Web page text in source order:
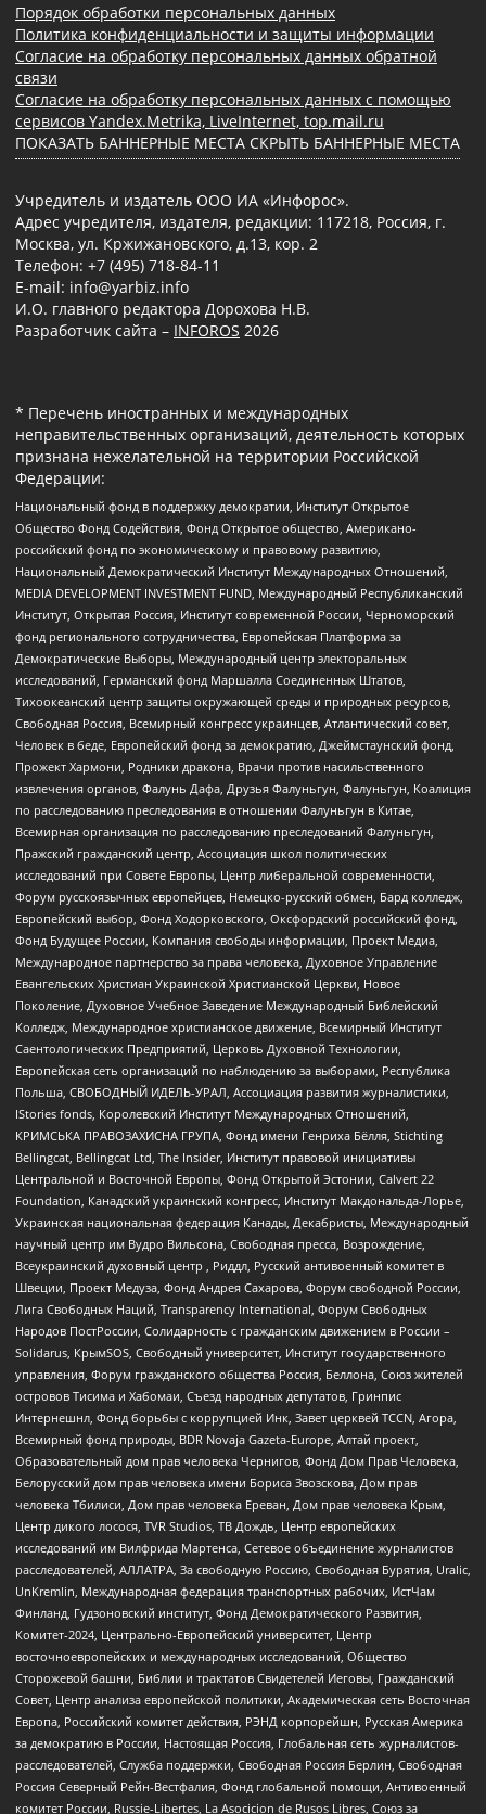
Порядок обработки персональных данных
Политика конфиденциальности и защиты информации
Согласие на обработку персональных данных обратной
связи
Согласие на обработку персональных данных с помощью
сервисов Yandex.Metrika, LiveInternet, top.mail.ru
ПОКАЗАТЬ БАННЕРНЫЕ МЕСТА СКРЫТЬ БАННЕРНЫЕ МЕСТА
Учредитель и издатель ООО ИА «Инфорос».
Адрес учредителя, издателя, редакции: 117218, Россия, г.
Москва, ул. Кржижановского, д.13, кор. 2
Телефон: +7 (495) 718-84-11
E-mail: info@yarbiz.info
И.О. главного редактора Дорохова Н.В.
Разработчик сайта – INFOROS 2026
* Перечень иностранных и международных
неправительственных организаций, деятельность которых
признана нежелательной на территории Российской
Федерации:
Национальный фонд в поддержку демократии, Институт Открытое
Общество Фонд Содействия, Фонд Открытое общество, Американо-
российский фонд по экономическому и правовому развитию,
Национальный Демократический Институт Международных Отношений,
MEDIA DEVELOPMENT INVESTMENT FUND, Международный Республиканский
Институт, Открытая Россия, Институт современной России, Черноморский
фонд регионального сотрудничества, Европейская Платформа за
Демократические Выборы, Международный центр электоральных
исследований, Германский фонд Маршалла Соединенных Штатов,
Тихоокеанский центр защиты окружающей среды и природных ресурсов,
Свободная Россия, Всемирный конгресс украинцев, Атлантический совет,
Человек в беде, Европейский фонд за демократию, Джеймстаунский фонд,
Прожект Хармони, Родники дракона, Врачи против насильственного
извлечения органов, Фалунь Дафа, Друзья Фалуньгун, Фалуньгун, Коалиция
по расследованию преследования в отношении Фалуньгун в Китае,
Всемирная организация по расследованию преследований Фалуньгун,
Пражский гражданский центр, Ассоциация школ политических
исследований при Совете Европы, Центр либеральной современности,
Форум русскоязычных европейцев, Немецко-русский обмен, Бард колледж,
Европейский выбор, Фонд Ходорковского, Оксфордский российский фонд,
Фонд Будущее России, Компания свободы информации, Проект Медиа,
Международное партнерство за права человека, Духовное Управление
Евангельских Христиан Украинской Христианской Церкви, Новое
Поколение, Духовное Учебное Заведение Международный Библейский
Колледж, Международное христианское движение, Всемирный Институт
Саентологических Предприятий, Церковь Духовной Технологии,
Европейская сеть организаций по наблюдению за выборами, Республика
Польша, СВОБОДНЫЙ ИДЕЛЬ-УРАЛ, Ассоциация развития журналистики,
IStories fonds, Королевский Институт Международных Отношений,
КРИМСЬКА ПРАВОЗАХИСНА ГРУПА, Фонд имени Генриха Бёлля, Stichting
Bellingcat, Bellingcat Ltd, The Insider, Институт правовой инициативы
Центральной и Восточной Европы, Фонд Открытой Эстонии, Calvert 22
Foundation, Канадский украинский конгресс, Институт Макдональда-Лорье,
Украинская национальная федерация Канады, Декабристы, Международный
научный центр им Вудро Вильсона, Свободная пресса, Возрождение,
Всеукраинский духовный центр , Риддл, Русский антивоенный комитет в
Швеции, Проект Медуза, Фонд Андрея Сахарова, Форум свободной России,
Лига Свободных Наций, Transparеncy International, Форум Свободных
Народов ПостРоссии, Солидарность с гражданским движением в России –
Solidarus, КрымSOS, Свободный университет, Институт государственного
управления, Форум гражданского общества Россия, Беллона, Союз жителей
островов Тисима и Хабомаи, Съезд народных депутатов, Гринпис
Интернешнл, Фонд борьбы с коррупцией Инк, Завет церквей TCCN, Агора,
Всемирный фонд природы, BDR Novaja Gazeta-Europe, Алтай проект,
Образовательный дом прав человека Чернигов, Фонд Дом Прав Человека,
Белорусский дом прав человека имени Бориса Звозскова, Дом прав
человека Тбилиси, Дом прав человека Ереван, Дом прав человека Крым,
Центр дикого лосося, TVR Studios, ТВ Дождь, Центр европейских
исследований им Вилфрида Мартенса, Сетевое объединение журналистов
расследователей, АЛЛАТРА, За свободную Россию, Свободная Бурятия, Uralic,
UnKremlin, Международная федерация транспортных рабочих, ИстЧам
Финланд, Гудзоновский институт, Фонд Демократического Развития,
Комитет-2024, Центрально-Европейский университет, Центр
восточноевропейских и международных исследований, Общество
Сторожевой башни, Библии и трактатов Свидетелей Иеговы, Гражданский
Совет, Центр анализа европейской политики, Академическая сеть Восточная
Европа, Российский комитет действия, РЭНД корпорейшн, Русская Америка
за демократию в России, Настоящая Россия, Глобальная сеть журналистов-
расследователей, Служба поддержки, Свободная Россия Берлин, Свободная
Россия Северный Рейн-Вестфалия, Фонд глобальной помощи, Антивоенный
комитет России, Russie-Libertes, La Asocicion de Rusos Libres, Союз за